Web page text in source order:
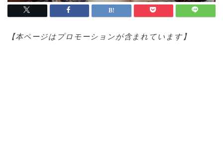
【本ページはプロモーションが含まれています】